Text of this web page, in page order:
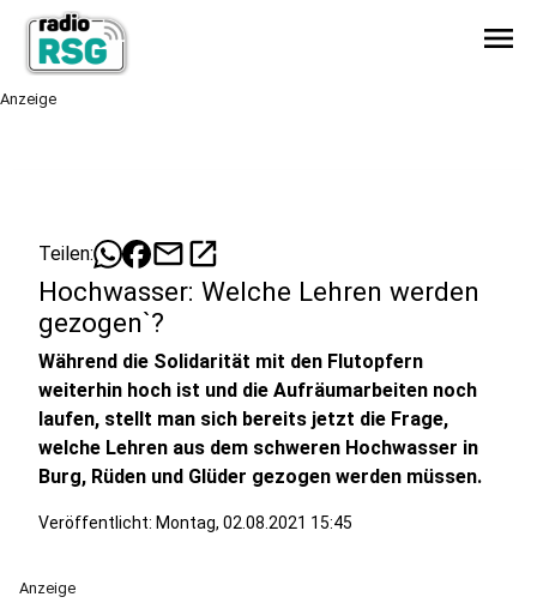
menu
Anzeige
Teilen: mailopen_in_new
Hochwasser: Welche Lehren werden
gezogen`?
Während die Solidarität mit den Flutopfern
weiterhin hoch ist und die Aufräumarbeiten noch
laufen, stellt man sich bereits jetzt die Frage,
welche Lehren aus dem schweren Hochwasser in
Burg, Rüden und Glüder gezogen werden müssen.
Veröffentlicht: Montag, 02.08.2021 15:45
Anzeige